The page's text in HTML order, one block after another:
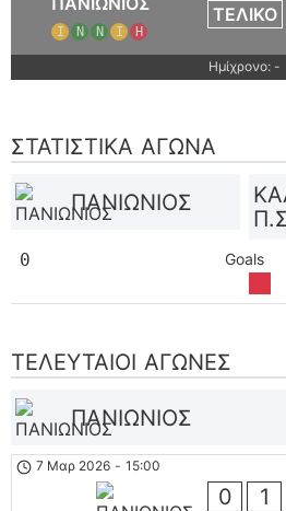
Ι Ν Ν Ι Η
ΤΕΛΙΚΌ
Ημίχρονο: -
ΣΤΑΤΙΣΤΙΚΆ ΑΓΏΝΑ
ΠΑΝΙΩΝΙΟΣ
0 Goals
ΤΕΛΕΥΤΑΊΟΙ ΑΓΏΝΕΣ
ΠΑΝΙΩΝΙΟΣ
7 Μαρ 2026 - 15:00
0 1